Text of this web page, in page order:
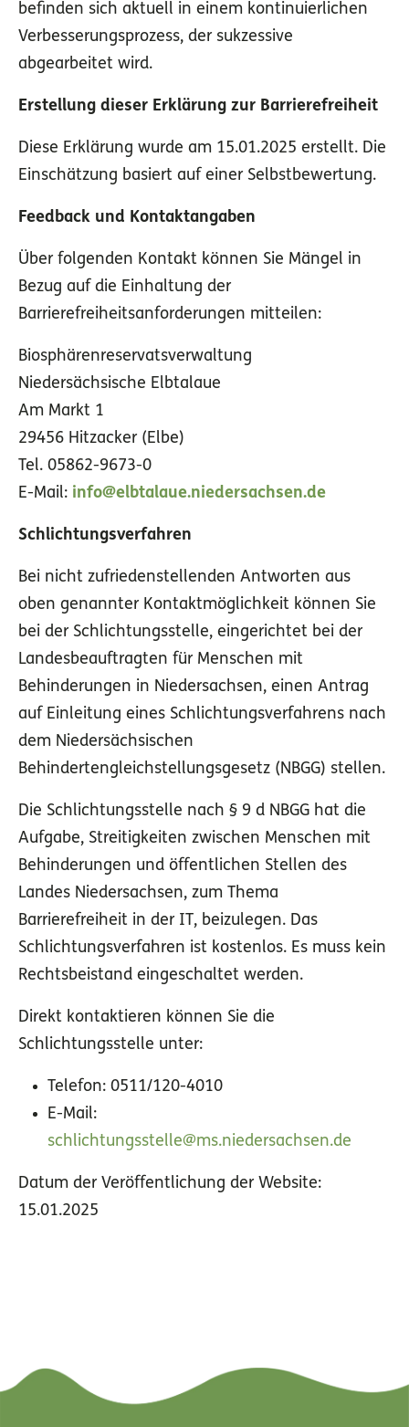
befinden sich aktuell in einem kontinuierlichen
Verbesserungsprozess, der sukzessive
abgearbeitet wird.
Erstellung dieser Erklärung zur Barrierefreiheit
Diese Erklärung wurde am 15.01.2025 erstellt. Die
Einschätzung basiert auf einer Selbstbewertung.
Feedback und Kontaktangaben
Über folgenden Kontakt können Sie Mängel in
Bezug auf die Einhaltung der
Barrierefreiheitsanforderungen mitteilen:
Biosphärenreservatsverwaltung
Niedersächsische Elbtalaue
Am Markt 1
29456 Hitzacker (Elbe)
Tel. 05862-9673-0
E-Mail: info@elbtalaue.niedersachsen.de
Schlichtungsverfahren
Bei nicht zufriedenstellenden Antworten aus
oben genannter Kontaktmöglichkeit können Sie
bei der Schlichtungsstelle, eingerichtet bei der
Landesbeauftragten für Menschen mit
Behinderungen in Niedersachsen, einen Antrag
auf Einleitung eines Schlichtungsverfahrens nach
dem Niedersächsischen
Behindertengleichstellungsgesetz (NBGG) stellen.
Die Schlichtungsstelle nach § 9 d NBGG hat die
Aufgabe, Streitigkeiten zwischen Menschen mit
Behinderungen und öffentlichen Stellen des
Landes Niedersachsen, zum Thema
Barrierefreiheit in der IT, beizulegen. Das
Schlichtungsverfahren ist kostenlos. Es muss kein
Rechtsbeistand eingeschaltet werden.
Direkt kontaktieren können Sie die
Schlichtungsstelle unter:
Telefon: 0511/120-4010
E-Mail:
schlichtungsstelle@ms.niedersachsen.de
Datum der Veröffentlichung der Website:
15.01.2025